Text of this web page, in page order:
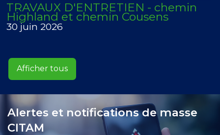
TRAVAUX D'ENTRETIEN - chemin
Highland et chemin Cousens
30 juin 2026
Afficher tous
Alertes et notifications de masse
CITAM